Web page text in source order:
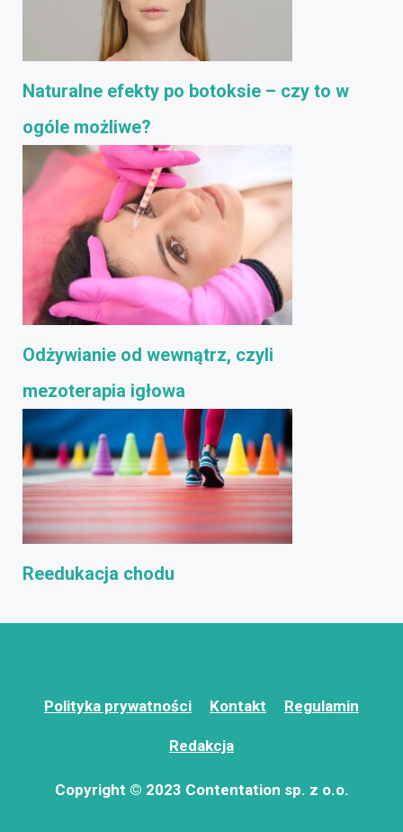
Naturalne efekty po botoksie – czy to w
ogóle możliwe?
Odżywianie od wewnątrz, czyli
mezoterapia igłowa
Reedukacja chodu
Polityka prywatności Kontakt Regulamin
Redakcja
Copyright © 2023 Contentation sp. z o.o.